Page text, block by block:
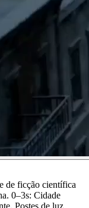
de ficção científica
0–3s: Cidade
Postes de luz